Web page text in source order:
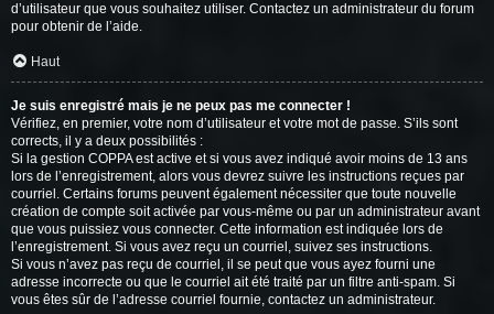
d’utilisateur que vous souhaitez utiliser. Contactez un administrateur du forum
pour obtenir de l’aide.
Haut
Je suis enregistré mais je ne peux pas me connecter !
Vérifiez, en premier, votre nom d’utilisateur et votre mot de passe. S’ils sont
corrects, il y a deux possibilités :
Si la gestion COPPA est active et si vous avez indiqué avoir moins de 13 ans
lors de l’enregistrement, alors vous devrez suivre les instructions reçues par
courriel. Certains forums peuvent également nécessiter que toute nouvelle
création de compte soit activée par vous-même ou par un administrateur avant
que vous puissiez vous connecter. Cette information est indiquée lors de
l’enregistrement. Si vous avez reçu un courriel, suivez ses instructions.
Si vous n’avez pas reçu de courriel, il se peut que vous ayez fourni une
adresse incorrecte ou que le courriel ait été traité par un filtre anti-spam. Si
vous êtes sûr de l’adresse courriel fournie, contactez un administrateur.